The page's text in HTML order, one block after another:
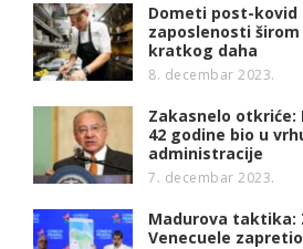
Dometi post-kovid
zaposlenosti širom
kratkog daha
8. decembar 2023.
Zakasnelo otkriće:
42 godine bio u
administracije
7. decembar 2023.
Madurova taktika:
Venecuele